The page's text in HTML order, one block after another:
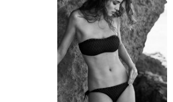
ОТРИМАТИ!